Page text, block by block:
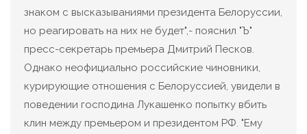
знаком с высказываниями президента Белоруссии,
но реагировать на них не будет",- пояснил "Ъ"
пресс-секретарь премьера Дмитрий Песков.
Однако неофициально российские чиновники,
курирующие отношения с Белоруссией, увидели в
поведении господина Лукашенко попытку вбить
клин между премьером и президентом РФ. "Ему